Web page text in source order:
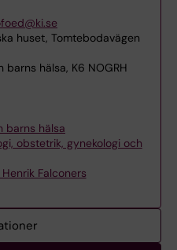
huset, Tomtebodavägen
barns hälsa, K6 NOGRH
barns hälsa
obstetrik, gynekologi och
Falconers